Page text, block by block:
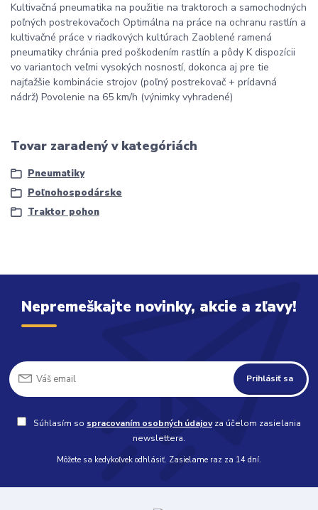
Kultivačná pneumatika na použitie na traktoroch a samochodných
poľných postrekovačoch Optimálna na práce na ochranu rastlín a
kultivačné práce v riadkových kultúrach Zaoblené ramená
pneumatiky chránia pred poškodením rastlín a pôdy K dispozícii
vo variantoch veľmi vysokých nosností, dokonca aj pre tie
najťažšie kombinácie strojov (poľný postrekovač + prídavná
nádrž) Povolenie na 65 km/h (výnimky vyhradené)
Tovar zaradený v kategóriách
Pneumatiky
Poľnohospodárske
Traktor pohon
Nepremeškajte novinky, akcie a zľavy!
Prihlásiť sa
Súhlasím so spracovaním osobných údajovza účelom zasielania
newslettera.
Môžete sa kedykoľvek odhlásiť. Zasielame raz za 14 dní.